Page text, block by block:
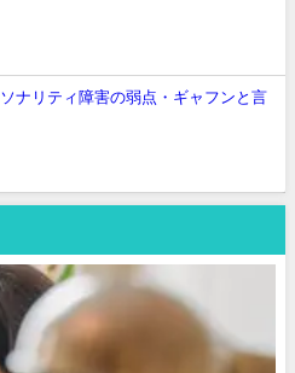
ナリティ障害の弱点・ギャフンと言